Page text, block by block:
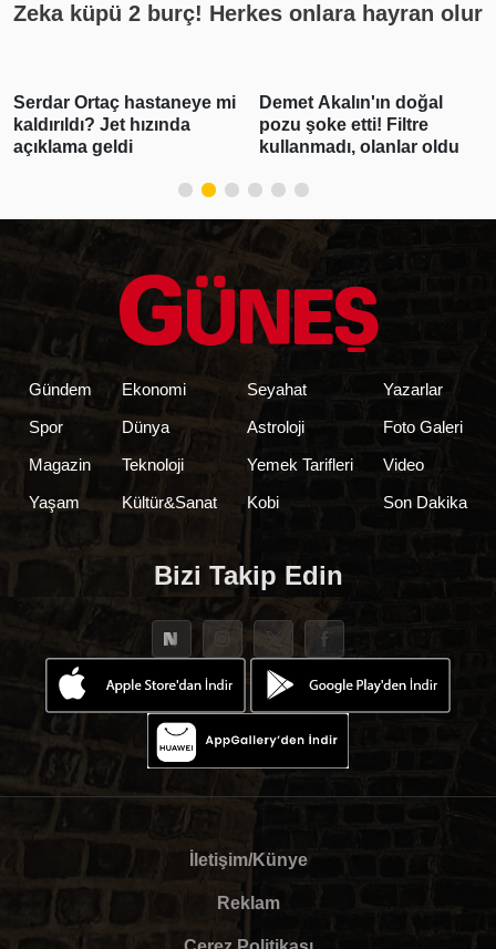
Zeka küpü 2 burç! Herkes onlara hayran olur
mi
Demet Akalın'ın doğal
pozu şoke etti! Filtre
kullanmadı, olanlar oldu
Gabar'da günlük petrol
üretimi 83 bin 300 varile
ulaşarak rekor kırdı
Gündem
Spor
Magazin
Yaşam
Ekonomi
Dünya
Teknoloji
Kültür&Sanat
Seyahat
Astroloji
Yemek Tarifleri
Kobi
Yazarlar
Foto Galeri
Video
Son Dakika
Bizi Takip Edin
İletişim/Künye
Reklam